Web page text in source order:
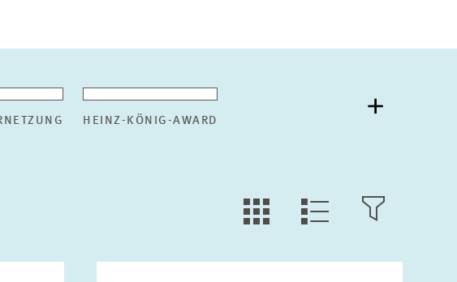
HEINZ-KÖNIG-AWARD
LLL:LIST.OPEN.FILTER
LLL:LIST.VIEW